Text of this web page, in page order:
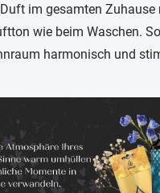
im gesamten Zuhause
wie beim Waschen.
harmonisch und